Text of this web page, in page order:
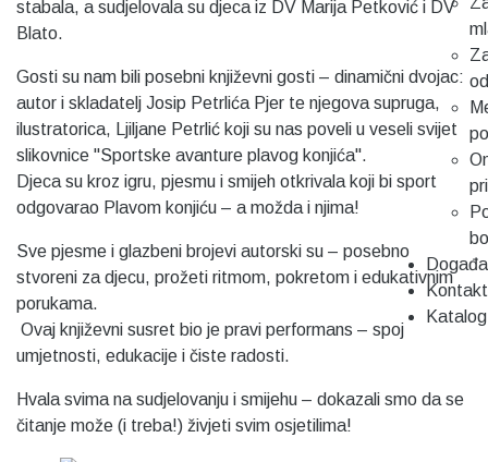
Kontakt
Katalog
stabala, a sudjelovala su djeca iz DV Marija Petković i DV
Blato.
Gosti su nam bili posebni književni gosti – dinamični dvojac:
autor i skladatelj Josip Petrlića Pjer te njegova supruga,
ilustratorica, Ljiljane Petrlić koji su nas poveli u veseli svijet
slikovnice "Sportske avanture plavog konjića".
Djeca su kroz igru, pjesmu i smijeh otkrivala koji bi sport
odgovarao Plavom konjiću – a možda i njima!
Sve pjesme i glazbeni brojevi autorski su – posebno
stvoreni za djecu, prožeti ritmom, pokretom i edukativnim
porukama.
Ovaj književni susret bio je pravi performans – spoj
umjetnosti, edukacije i čiste radosti.
Hvala svima na sudjelovanju i smijehu – dokazali smo da se
čitanje može (i treba!) živjeti svim osjetilima!